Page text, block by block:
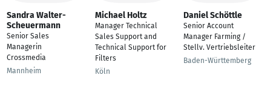
Sandra Walter-
Scheuermann
Senior Sales
Managerin
Crossmedia
Mannheim
Michael Holtz
Manager Technical
Sales Support and
Technical Support for
Filters
Köln
Daniel Schöttle
Senior Account
Manager Farming /
Stellv. Vertriebsleiter
Baden-Württemberg